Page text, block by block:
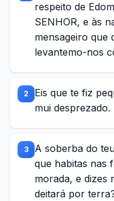
respeito de
SENHOR, e às
mensageiro que
levantemo-nos
2
Eis que te fiz
mui desprezado.
3
A soberba do
que habitas nas
morada, e dizes
deitará por